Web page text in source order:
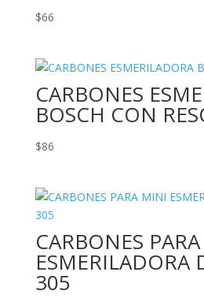
$66
CARBONES
BOSCH CON
$86
CARBONES
ESMERILADORA
305